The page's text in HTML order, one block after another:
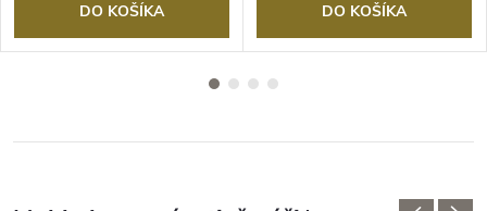
DO KOŠÍKA DO KOŠÍKA